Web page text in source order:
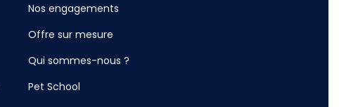
Nos engagements
Offre sur mesure
Qui sommes-nous ?
Pet School